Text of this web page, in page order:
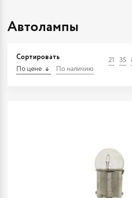
Автолампы
Сортировать
По цене По наличию
21 35